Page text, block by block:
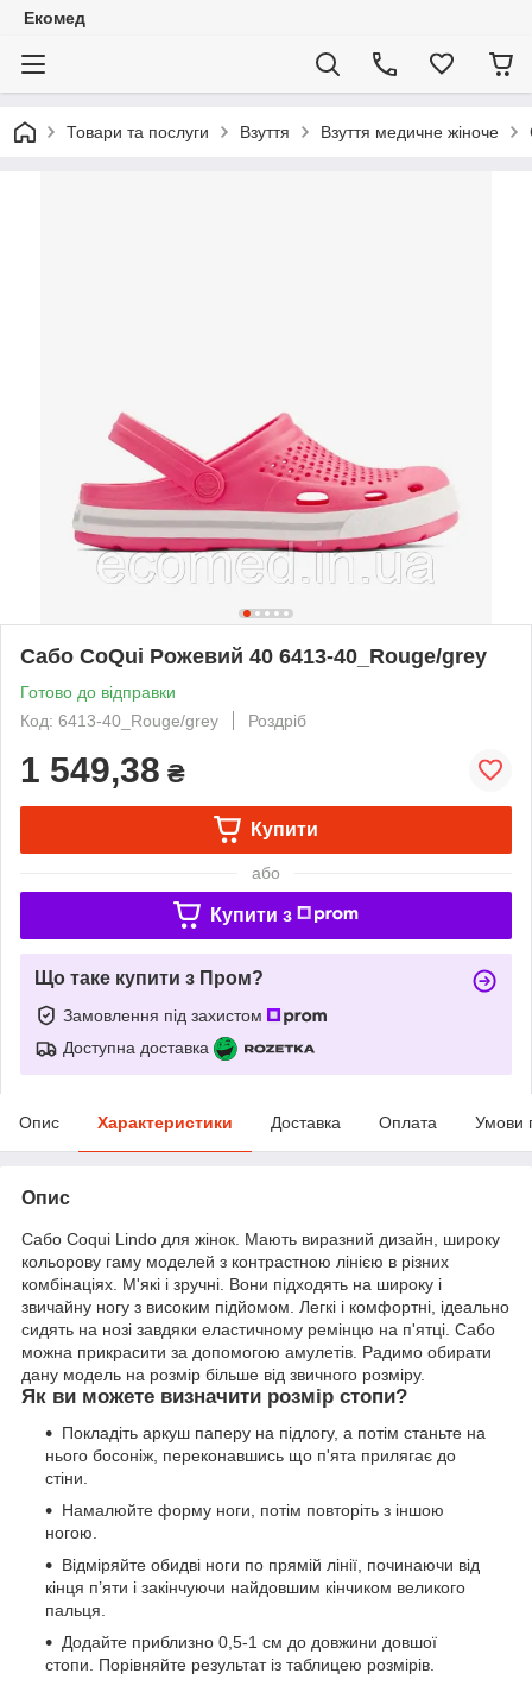
Екомед
Товари та послуги Взуття Взуття медичне жіноче
Сабо CoQui Рожевий 40 6413-40_Rouge/grey
Готово до відправки
Код: 6413-40_Rouge/grey
Роздріб
1 549,38 ₴
Купити
або
Купити з
Що таке купити з Пром?
Замовлення під захистом
Доступна доставка
Опис Характеристики Доставка Оплата Умови
Опис
Сабо Coqui Lindo для жінок. Мають виразний дизайн, широку
кольорову гаму моделей з контрастною лінією в різних
комбінаціях. М'які і зручні. Вони підходять на широку і
звичайну ногу з високим підйомом. Легкі і комфортні, ідеально
сидять на нозі завдяки еластичному ремінцю на п'ятці. Сабо
можна прикрасити за допомогою амулетів. Радимо обирати
дану модель на розмір більше від звичного розміру.
Як ви можете визначити розмір стопи?
Покладіть аркуш паперу на підлогу, а потім станьте на
нього босоніж, переконавшись що п'ята прилягає до
стіни.
Намалюйте форму ноги, потім повторіть з іншою
ногою.
Відміряйте обидві ноги по прямій лінії, починаючи від
кінця п’яти і закінчуючи найдовшим кінчиком великого
пальця.
Додайте приблизно 0,5-1 см до довжини довшої
стопи. Порівняйте результат із таблицею розмірів.